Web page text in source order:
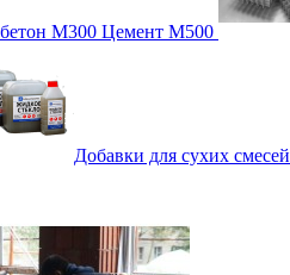
М300 Цемент М500
Добавки для сухих смесей